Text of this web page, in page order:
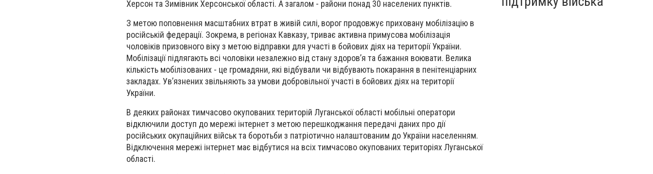
Херсон та Зимівник Херсонської області. А загалом - райони понад 30 населених пунктів.
З метою поповнення масштабних втрат в живій силі, ворог продовжує приховану мобілізацію в
російській федерації. Зокрема, в регіонах Кавказу, триває активна примусова мобілізація
чоловіків призовного віку з метою відправки для участі в бойових діях на території України.
Мобілізації підлягають всі чоловіки незалежно від стану здоров’я та бажання воювати. Велика
кількість мобілізованих - це громадяни, які відбували чи відбувають покарання в пенітенціарних
закладах. Ув’язнених звільняють за умови добровільної участі в бойових діях на території
України.
В деяких районах тимчасово окупованих територій Луганської області мобільні оператори
відключили доступ до мережі інтернет з метою перешкоджання передачі даних про дії
російських окупаційних військ та боротьби з патріотично налаштованим до України населенням.
Відключення мережі інтернет має відбутися на всіх тимчасово окупованих територіях Луганської
області.